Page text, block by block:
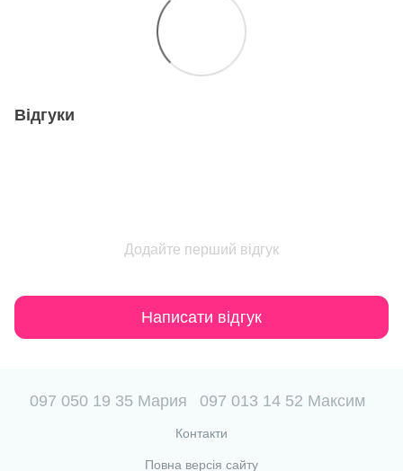
Відгуки
Додайте перший відгук
Написати відгук
097 050 19 35 Мария 097 013 14 52 Максим
Контакти
Повна версія сайту